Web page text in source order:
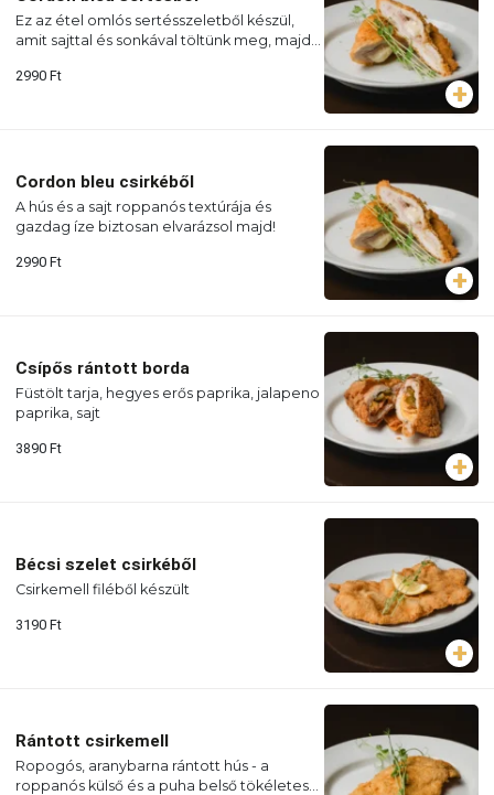
Ez az étel omlós sertésszeletből készül,
amit sajttal és sonkával töltünk meg, majd
2990 Ft
Cordon bleu csirkéből
A hús és a sajt roppanós textúrája és
gazdag íze biztosan elvarázsol majd!
2990 Ft
Csípős rántott borda
Füstölt tarja, hegyes erős paprika, jalapeno
paprika, sajt
3890 Ft
Bécsi szelet csirkéből
Csirkemell filéből készült
3190 Ft
Rántott csirkemell
Ropogós, aranybarna rántott hús - a
roppanós külső és a puha belső tökéletes